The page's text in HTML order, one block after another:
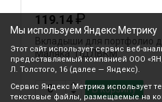
119.14₽
Вкладыши для портфолио
Маляка" ПДЛВКМ
В корзину
Мы используем Яндекс Метрику
Этот сайт использует сервис веб-
предоставляемый компанией ООО
Л. Толстого, 16 (далее — Яндекс).
Сервис Яндекс Метрика использует
текстовые файлы, размещаемые на